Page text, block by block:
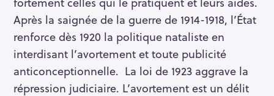
Après la saignée de la guerre de 1914-1918, l’État
renforce dès 1920 la politique nataliste en
interdisant l’avortement et toute publicité
anticonceptionnelle. La loi de 1923 aggrave la
répression judiciaire. L’avortement est un délit